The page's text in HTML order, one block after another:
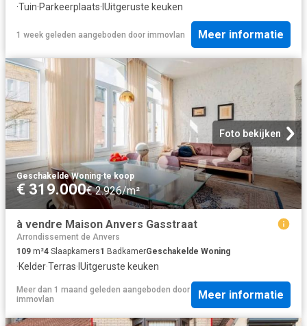
·Tuin·Parkeerplaats· IUitgeruste keuken
1 week geleden aangeboden door immovlan Meer informatie
Foto bekijken
Geschakelde Woning·te koop
€ 319.000€ 2.926/m²
à vendre Maison Anvers Gasstraat
Arrondissement de Anvers
109 m²4 Slaapkamers1 BadkamerGeschakelde Woning
·Kelder·Terras· IUitgeruste keuken
Meer dan 1 maand geleden aangeboden door
immovlan
Meer informatie